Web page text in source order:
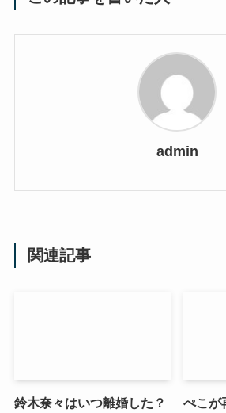
admin
関連記事
鈴木奈々はいつ離婚した？
ぺこが